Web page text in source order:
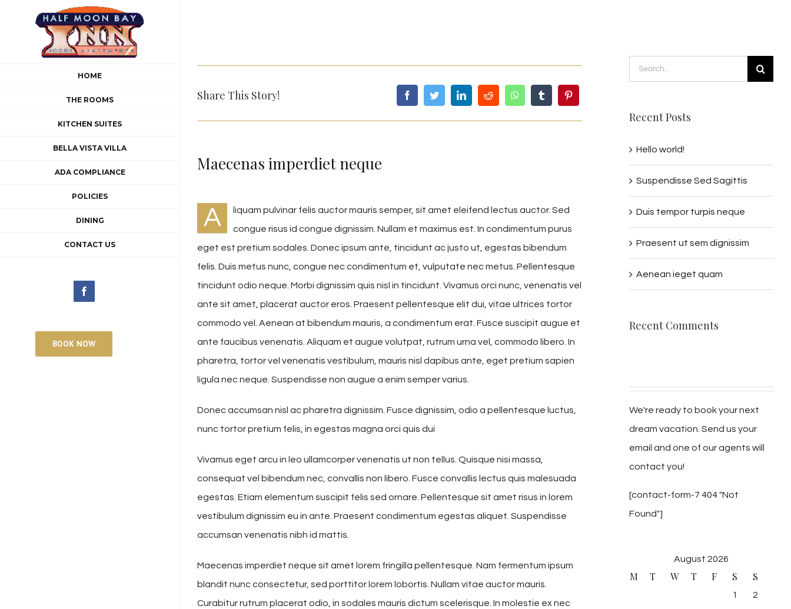
HOME
THE ROOMS
KITCHEN SUITES
BELLA VISTA VILLA
ADA COMPLIANCE
POLICIES
DINING
CONTACT US
BOOK NOW
Share This Story!
Maecenas imperdiet neque
A
liquam pulvinar felis auctor mauris semper, sit amet eleifend lectus auctor. Sed
congue risus id congue dignissim. Nullam et maximus est. In condimentum purus
eget est pretium sodales. Donec ipsum ante, tincidunt ac justo ut, egestas bibendum
felis. Duis metus nunc, congue nec condimentum et, vulputate nec metus. Pellentesque
tincidunt odio neque. Morbi dignissim quis nisl in tincidunt. Vivamus orci nunc, venenatis vel
ante sit amet, placerat auctor eros. Praesent pellentesque elit dui, vitae ultrices tortor
commodo vel. Aenean at bibendum mauris, a condimentum erat. Fusce suscipit augue et
ante faucibus venenatis. Aliquam et augue volutpat, rutrum urna vel, commodo libero. In
pharetra, tortor vel venenatis vestibulum, mauris nisl dapibus ante, eget pretium sapien
ligula nec neque. Suspendisse non augue a enim semper varius.
Donec accumsan nisl ac pharetra dignissim. Fusce dignissim, odio a pellentesque luctus,
nunc tortor pretium felis, in egestas magna orci quis dui
Vivamus eget arcu in leo ullamcorper venenatis ut non tellus. Quisque nisi massa,
consequat vel bibendum nec, convallis non libero. Fusce convallis lectus quis malesuada
egestas. Etiam elementum suscipit felis sed ornare. Pellentesque sit amet risus in lorem
vestibulum dignissim eu in ante. Praesent condimentum egestas aliquet. Suspendisse
accumsan venenatis nibh id mattis.
Maecenas imperdiet neque sit amet lorem fringilla pellentesque. Nam fermentum ipsum
blandit nunc consectetur, sed porttitor lorem lobortis. Nullam vitae auctor mauris.
Curabitur rutrum placerat odio, in sodales mauris dictum scelerisque. In molestie ex nec
Search
for:
Recent Posts
Hello world!
Suspendisse Sed Sagittis
Duis tempor turpis neque
Praesent ut sem dignissim
Aenean ieget quam
Recent Comments
We're ready to book your next
dream vacation. Send us your
email and one of our agents will
contact you!
[contact-form-7 404 "Not
Found"]
August 2026
M T W T F S S
1 2